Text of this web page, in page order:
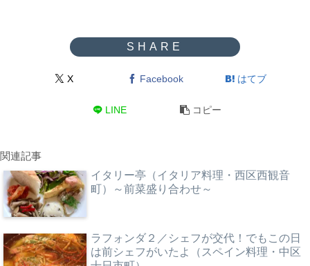
X Facebook はてブ
LINE コピー
関連記事
イタリー亭（イタリア料理・西区西観音
町）～前菜盛り合わせ～
ラフォンダ２／シェフが交代！でもこの日
は前シェフがいたよ（スペイン料理・中区